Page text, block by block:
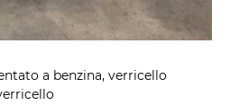
a benzina, verricello